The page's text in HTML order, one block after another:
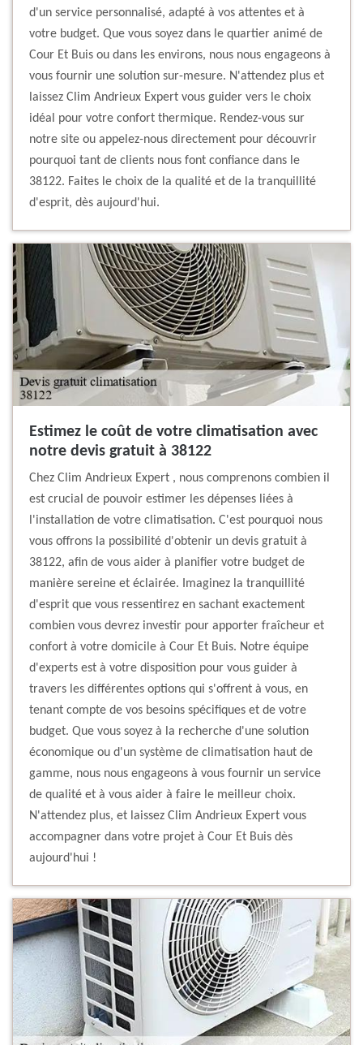
d'un service personnalisé, adapté à vos attentes et à
votre budget. Que vous soyez dans le quartier animé de
Cour Et Buis ou dans les environs, nous nous engageons à
vous fournir une solution sur-mesure. N'attendez plus et
laissez Clim Andrieux Expert vous guider vers le choix
idéal pour votre confort thermique. Rendez-vous sur
notre site ou appelez-nous directement pour découvrir
pourquoi tant de clients nous font confiance dans le
38122. Faites le choix de la qualité et de la tranquillité
d'esprit, dès aujourd'hui.
Estimez le coût de votre climatisation avec
notre devis gratuit à 38122
Chez Clim Andrieux Expert , nous comprenons combien il
est crucial de pouvoir estimer les dépenses liées à
l'installation de votre climatisation. C'est pourquoi nous
vous offrons la possibilité d'obtenir un devis gratuit à
38122, afin de vous aider à planifier votre budget de
manière sereine et éclairée. Imaginez la tranquillité
d'esprit que vous ressentirez en sachant exactement
combien vous devrez investir pour apporter fraîcheur et
confort à votre domicile à Cour Et Buis. Notre équipe
d'experts est à votre disposition pour vous guider à
travers les différentes options qui s'offrent à vous, en
tenant compte de vos besoins spécifiques et de votre
budget. Que vous soyez à la recherche d'une solution
économique ou d'un système de climatisation haut de
gamme, nous nous engageons à vous fournir un service
de qualité et à vous aider à faire le meilleur choix.
N'attendez plus, et laissez Clim Andrieux Expert vous
accompagner dans votre projet à Cour Et Buis dès
aujourd'hui !